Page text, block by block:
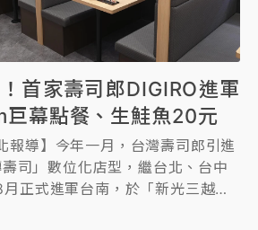
首家壽司郎DIGIRO進軍
幕點餐、生鮭魚20元
報導】今年一月，台灣壽司郎引進
壽司」數位化店型，繼台北、台中
正式進軍台南，於「新光三越台
首家「DIGIRO數位迴轉壽司」數